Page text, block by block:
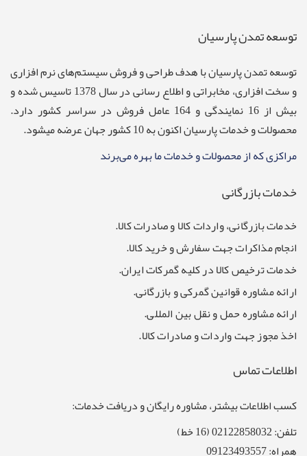
توسعه تمدن پارسیان
توسعه تمدن پارسيان با هدف طراحی و فروش سيستم‌های نرم افزاری
و سخت افزاری، مخابراتی و اطلاع رسانی در سال 1378 تاسیس شده و
بیش از 16 نمایندگی و 164 عامل فروش در سراسر کشور دارد.
محصولات و خدمات پارسیان اکنون به 10 کشور جهان عرضه میشود.
مراکزی که از محصولات و خدمات ما بهره می‌برند
خدمات بازرگانی
خدمات بازرگانی، واردات کالا و صادرات کالا.
انجام مذاکرات جهت سفارش و خرید کالا.
خدمات ترخیص کالا در کلیه گمرکات ایران.
ارائه مشاوره قوانین گمرکی و بازرگانی.
ارائه مشاوره حمل و نقل بین المللی.
اخذ مجوز جهت واردات و صادرات کالا.
اطلاعات تماس
کسب اطلاعات بیشتر، مشاوره رایگان و دریافت خدمات:
تلفن: 02122858032 (16 خط)
همراه: 09123493557